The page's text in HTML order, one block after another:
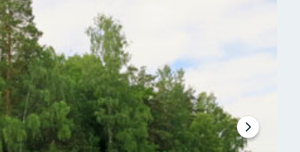
Nästa
bildspel